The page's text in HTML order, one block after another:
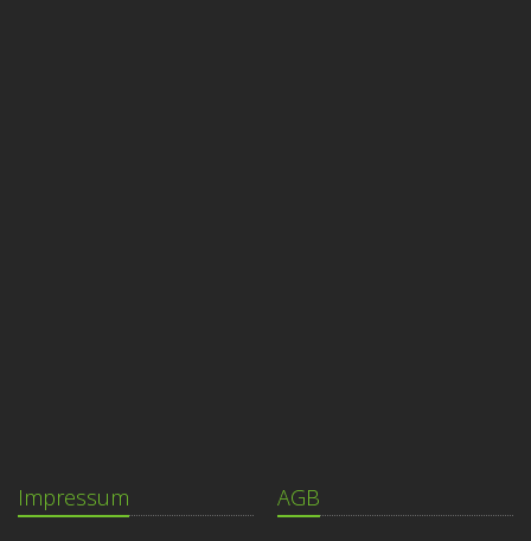
Impressum AGB